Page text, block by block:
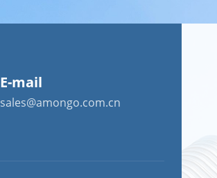
E-mail
sales@amongo.com.cn